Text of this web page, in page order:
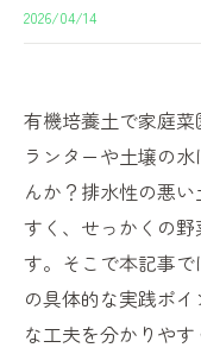
2026/04/14
有機培養土で家庭
ランターや土壌の
んか？排水性の悪
すく、せっかくの
す。そこで本記事
の具体的な実践ポ
な工夫を分かりや